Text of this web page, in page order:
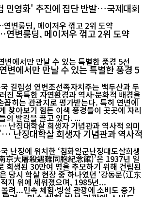
민영화' 추진에 집단 반발…국제대회
변룽딩, 메이저우 꺾고 2위 도약
에서만 만날 수 있는 특별한 풍경 5
길림성 연변조선족자치주는 백두산과 두
진 독특한 자연환경과 역사·문화적 배경을
꼽히는 관광지로 평가받는다. 특히 연변에
찾아보기 힘든 이색 풍경들이 곳곳에 자리
해 있어 국내외 관광객들의 발길을 끌고 있다. ...
난징대학살 희생자 기념관과 역사적
난징에 위치한 ‘침화일군난징대도살희생
京大屠殺遇難同胞紀念館)’은 1937년 일
희생된 30만여 명을 추모하기 위해 건립된
당시 학살 현장 중 하나였던 ‘강동문(江东
지 위에 세워졌으며, 1985년...